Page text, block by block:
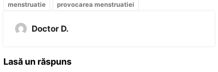
menstruatie
provocarea menstruatiei
Doctor D.
Lasă un răspuns